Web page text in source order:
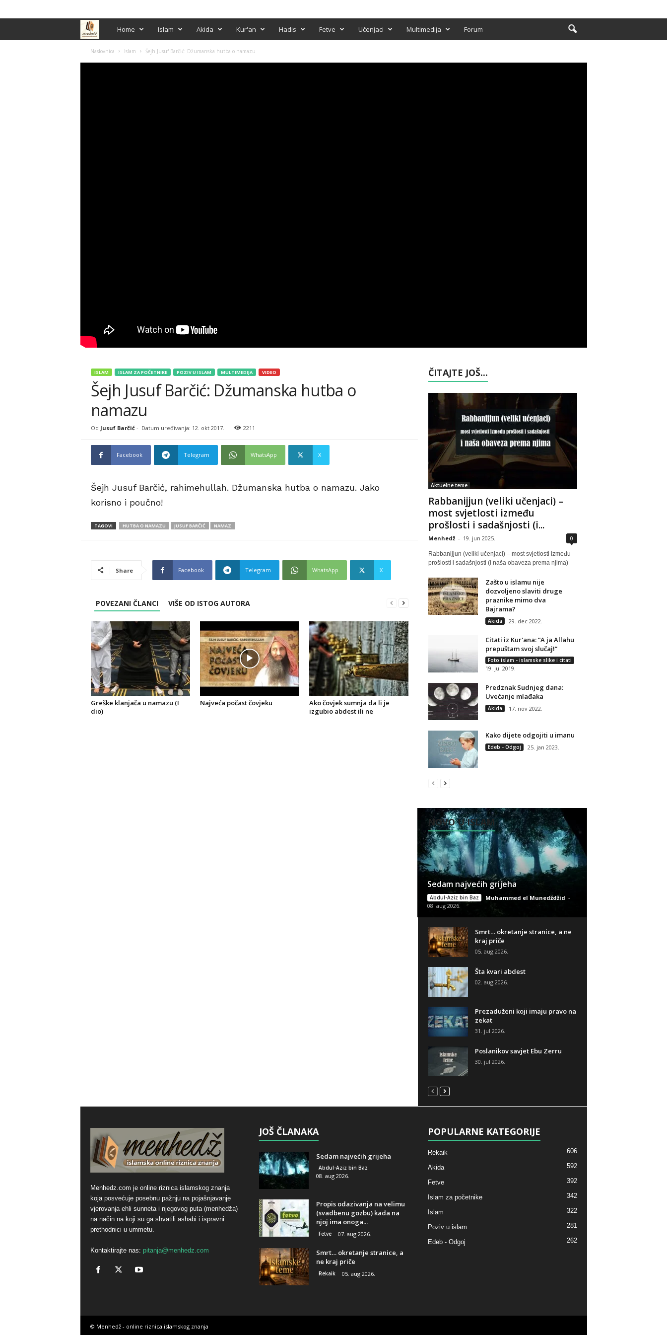
e
Home Islam Akida Kur'an Hadis Fetve Učenjaci Multimedija Forum
Naslovnica Islam Šejh Jusuf Barčić: Džumanska hutba o namazu
ISLAM ISLAM ZA POČETNIKE POZIV U ISLAM MULTIMEDIJA VIDEO
Šejh Jusuf Barčić: Džumanska hutba o
namazu
Od Jusuf Barčić- Datum uređivanja: 12. okt 2017. 2211
Facebook Telegram WhatsApp X
Šejh Jusuf Barčić, rahimehullah. Džumanska hutba o namazu. Jako
korisno i poučno!
TAGOVI HUTBA O NAMAZU JUSUF BARČIĆ NAMAZ
Share Facebook Telegram WhatsApp X
POVEZANI ČLANCI VIŠE OD ISTOG AUTORA
Greške klanjača u namazu (I
dio)
Najveća počast čovjeku
Ako čovjek sumnja da li je
izgubio abdest ili ne
ČITAJTE JOŠ...
Aktuelne teme
Rabbanijjun (veliki učenjaci) –
most svjetlosti između
prošlosti i sadašnjosti (i...
Menhedž - 19. jun 2025. 0
Rabbanijjun (veliki učenjaci) – most svjetlosti između
prošlosti i sadašnjosti (i naša obaveza prema njima)
Zašto u islamu nije
dozvoljeno slaviti druge
praznike mimo dva
Bajrama?
Akida 29. dec 2022.
Citati iz Kur'ana: “A ja Allahu
prepuštam svoj slučaj!”
Foto islam - islamske slike i citati
19. jul 2019.
Predznak Sudnjeg dana:
Uvećanje mlađaka
Akida 17. nov 2022.
Kako dijete odgojiti u imanu
Edeb - Odgoj 25. jan 2023.
NOVO U ISLAM
Sedam najvećih grijeha
Abdul-Aziz bin Baz Muhammed el Munedždžid -
08. aug 2026.
Smrt… okretanje stranice, a ne
kraj priče
05. aug 2026.
Šta kvari abdest
02. aug 2026.
Prezaduženi koji imaju pravo na
zekat
31. jul 2026.
Poslanikov savjet Ebu Zerru
30. jul 2026.
Menhedz.com je online riznica islamskog znanja
koja posvećuje posebnu pažnju na pojašnjavanje
vjerovanja ehli sunneta i njegovog puta (menhedža)
na način na koji su ga shvatili ashabi i ispravni
prethodnici u ummetu.
Kontaktirajte nas: pitanja@menhedz.com
JOŠ ČLANAKA
Sedam najvećih grijeha
Abdul-Aziz bin Baz
08. aug 2026.
Propis odazivanja na velimu
(svadbenu gozbu) kada na
njoj ima onoga...
Fetve 07. aug 2026.
Smrt… okretanje stranice, a
ne kraj priče
Rekaik 05. aug 2026.
POPULARNE KATEGORIJE
Rekaik 606
Akida 592
Fetve 392
Islam za početnike 342
Islam 322
Poziv u islam 281
Edeb - Odgoj 262
© Menhedž - online riznica islamskog znanja